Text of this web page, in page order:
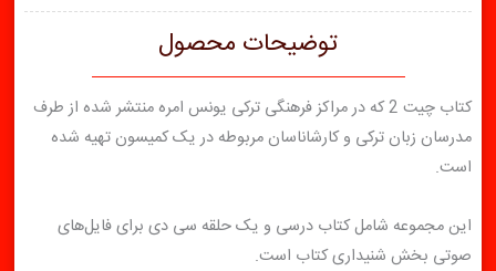
کودکان
توضیحات محصول
کتاب چیت 2 که در مراکز فرهنگی ترکی یونس امره منتشر شده از طرف
مدرسان زبان ترکی و کارشاناسان مربوطه در یک کمیسون تهیه شده
است.
این مجموعه شامل کتاب‌ درسی و یک حلقه سی دی برای فایل‌های‌
صوتی بخش شنیداری کتاب است.